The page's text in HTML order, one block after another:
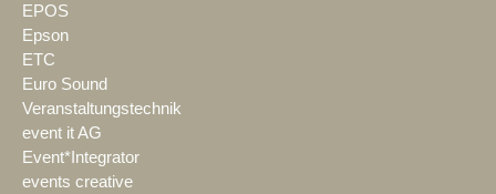
EPOS
Epson
ETC
Euro Sound
Veranstaltungstechnik
event it AG
Event*Integrator
events creative